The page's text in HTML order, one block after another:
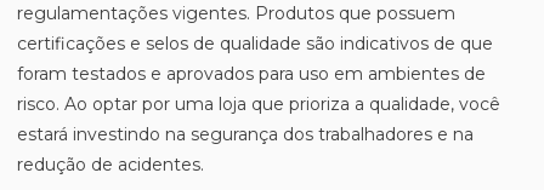
regulamentações vigentes. Produtos que possuem
certificações e selos de qualidade são indicativos de que
foram testados e aprovados para uso em ambientes de
risco. Ao optar por uma loja que prioriza a qualidade, você
estará investindo na segurança dos trabalhadores e na
redução de acidentes.